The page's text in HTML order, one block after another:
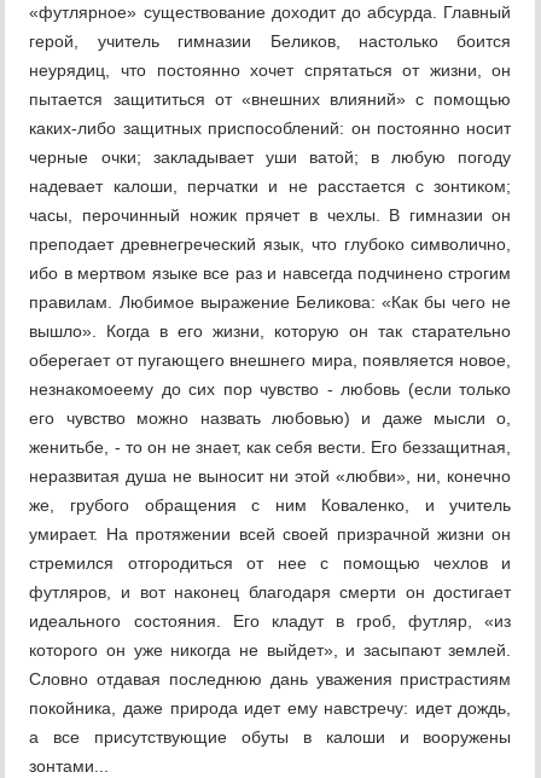
«футлярное» существование доходит до абсурда. Главный
герой, учитель гимназии Беликов, настолько боится
неурядиц, что постоянно хочет спрятаться от жизни, он
пытается защититься от «внешних влияний» с помощью
каких-либо защитных приспособлений: он постоянно носит
черные очки; закладывает уши ватой; в любую погоду
надевает калоши, перчатки и не расстается с зонтиком;
часы, перочинный ножик прячет в чехлы. В гимназии он
преподает древнегреческий язык, что глубоко символично,
ибо в мертвом языке все раз и навсегда подчинено строгим
правилам. Любимое выражение Беликова: «Как бы чего не
вышло». Когда в его жизни, которую он так старательно
оберегает от пугающего внешнего мира, появляется новое,
незнакомоеему до сих пор чувство - любовь (если только
его чувство можно назвать любовью) и даже мысли о,
женитьбе, - то он не знает, как себя вести. Его беззащитная,
неразвитая душа не выносит ни этой «любви», ни, конечно
же, грубого обращения с ним Коваленко, и учитель
умирает. На протяжении всей своей призрачной жизни он
стремился отгородиться от нее с помощью чехлов и
футляров, и вот наконец благодаря смерти он достигает
идеального состояния. Его кладут в гроб, футляр, «из
которого он уже никогда не выйдет», и засыпают землей.
Словно отдавая последнюю дань уважения пристрастиям
покойника, даже природа идет ему навстречу: идет дождь,
а все присутствующие обуты в калоши и вооружены
зонтами...